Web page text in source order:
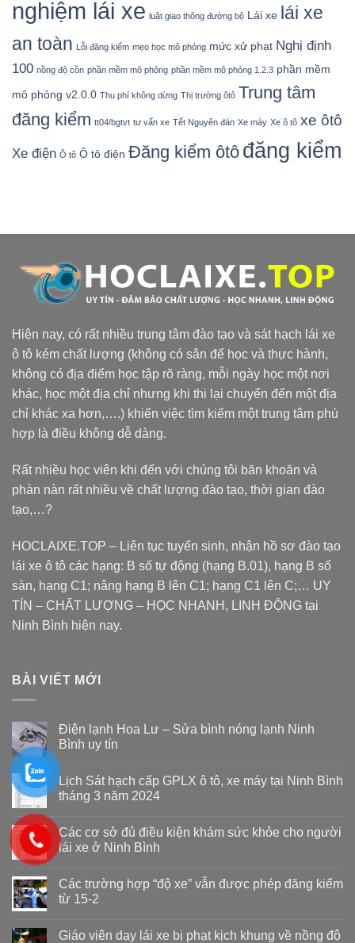
nghiệm lái xe luật giao thông đường bộ Lái xe
lái xe
an toàn
Lỗi đăng kiểm mẹo học mô phỏng mức xử phạt Nghị định
100 nồng độ cồn phần mềm mô phỏng phần mềm mô phỏng 1.2.3 phần mềm
mô phỏng v2.0.0 Thu phí không dừng Thị trường ôtô Trung tâm
đăng kiểm tt04/bgtvt tư vấn xe Tết Nguyên đán Xe máy Xe ô tô xe ôtô
Xe điện Ô tô Ô tô điện Đăng kiểm ôtô đăng kiểm
Hiện nay, có rất nhiều trung tâm đào tạo và sát hạch lái xe
ô tô kém chất lượng (không có sân để học và thực hành,
không có địa điểm học tập rõ ràng, mỗi ngày học một nơi
khác, học một địa chỉ nhưng khi thi lại chuyển đến một địa
chỉ khác xa hơn,….) khiến việc tìm kiếm một trung tâm phù
hợp là điều không dễ dàng.
Rất nhiều học viên khi đến với chúng tôi băn khoăn và
phàn nàn rất nhiều về chất lượng đào tạo, thời gian đào
tạo,…?
HOCLAIXE.TOP – Liên tục tuyển sinh, nhận hồ sơ đào tạo
lái xe ô tô các hạng: B số tự động (hạng B.01), hạng B số
sàn, hạng C1; nâng hạng B lên C1; hạng C1 lên C;… UY
TÍN – CHẤT LƯỢNG – HỌC NHANH, LINH ĐỘNG tại
Ninh Bình hiện nay.
BÀI VIẾT MỚI
Điện lạnh Hoa Lư – Sửa bình nóng lạnh Ninh
Bình uy tín
Lịch Sát hạch cấp GPLX ô tô, xe máy tại Ninh Bình
tháng 3 năm 2024
Các cơ sở đủ điều kiện khám sức khỏe cho người
lái xe ở Ninh Bình
Các trường hợp “độ xe” vẫn được phép đăng kiểm
từ 15-2
Giáo viên dạy lái xe bị phạt kịch khung về nồng độ